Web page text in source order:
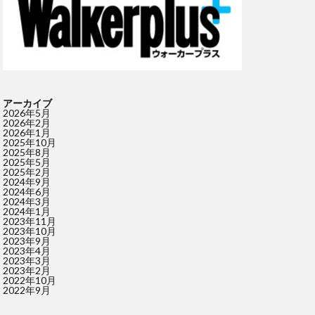
アーカイブ
2026年5月
2026年2月
2026年1月
2025年10月
2025年8月
2025年5月
2025年2月
2024年9月
2024年6月
2024年3月
2024年1月
2023年11月
2023年10月
2023年9月
2023年4月
2023年3月
2023年2月
2022年10月
2022年9月